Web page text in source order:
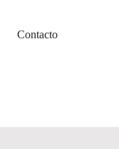
Contacto